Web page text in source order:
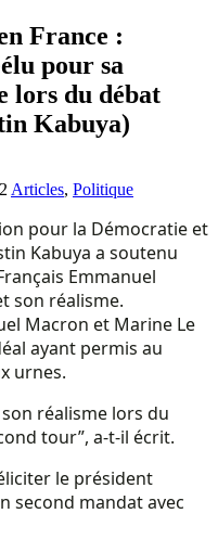
France :
pour sa
lors du débat
Kabuya)
Articles, Politique
pour la Démocratie et
Kabuya a soutenu
Emmanuel
son réalisme.
Macron et Marine Le
ayant permis au
urnes.
réalisme lors du
tour”, a-t-il écrit.
le président
second mandat avec